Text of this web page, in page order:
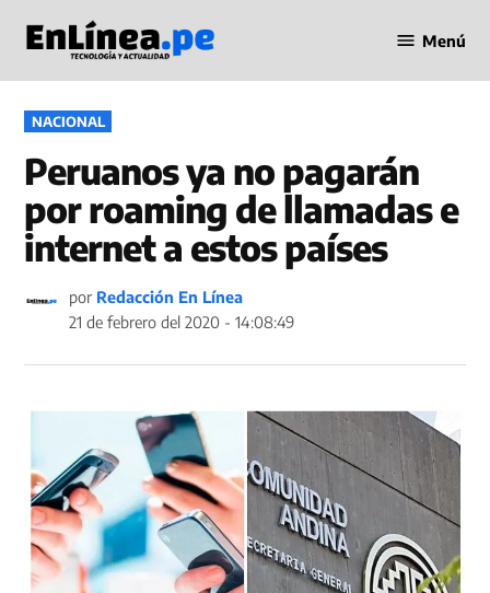
contenido
en Línea
Menú
PUBLICADO
EN
NACIONAL
Peruanos ya no pagarán
por roaming de llamadas e
internet a estos países
por Redacción En Línea
21 de febrero del 2020 - 14:08:49